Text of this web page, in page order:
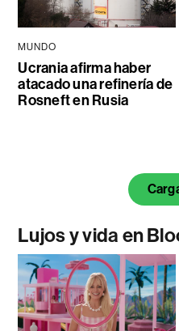
MUNDO
Ucrania afirma haber
atacado una refinería de
Rosneft en Rusia
Lujos y vida en